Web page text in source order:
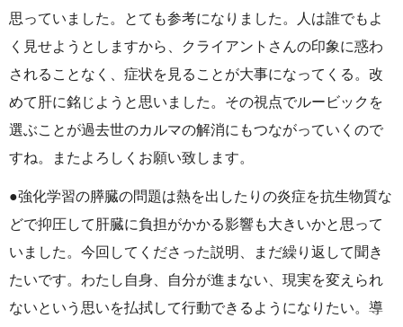
思っていました。とても参考になりました。人は誰でもよ
く見せようとしますから、クライアントさんの印象に惑わ
されることなく、症状を見ることが大事になってくる。改
めて肝に銘じようと思いました。その視点でルービックを
選ぶことが過去世のカルマの解消にもつながっていくので
すね。またよろしくお願い致します。
●強化学習の膵臓の問題は熱を出したりの炎症を抗生物質な
どで抑圧して肝臓に負担がかかる影響も大きいかと思って
いました。今回してくださった説明、まだ繰り返して聞き
たいです。わたし自身、自分が進まない、現実を変えられ
ないという思いを払拭して行動できるようになりたい。導